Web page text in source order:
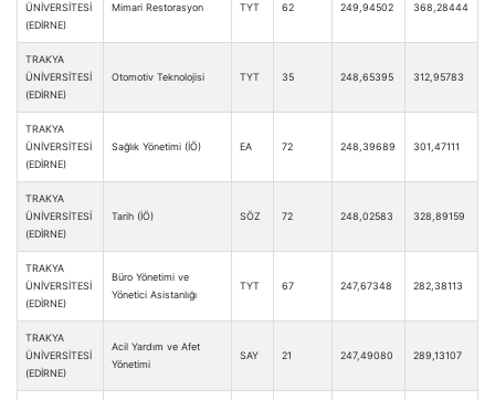
ÜNİVERSİTESİ
(EDİRNE)
Mimari Restorasyon TYT 62 249,94502 368,28444
TRAKYA
ÜNİVERSİTESİ
(EDİRNE)
Otomotiv Teknolojisi TYT 35 248,65395 312,95783
TRAKYA
ÜNİVERSİTESİ
(EDİRNE)
Sağlık Yönetimi (İÖ) EA 72 248,39689 301,47111
TRAKYA
ÜNİVERSİTESİ
(EDİRNE)
Tarih (İÖ) SÖZ 72 248,02583 328,89159
TRAKYA
ÜNİVERSİTESİ
(EDİRNE)
Büro Yönetimi ve
Yönetici Asistanlığı
TYT 67 247,67348 282,38113
TRAKYA
ÜNİVERSİTESİ
(EDİRNE)
Acil Yardım ve Afet
Yönetimi
SAY 21 247,49080 289,13107